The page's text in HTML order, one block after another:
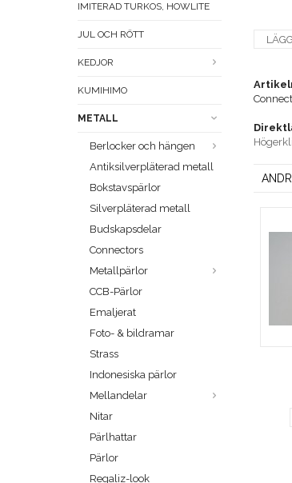
IMITERAD TURKOS, HOWLITE
JUL OCH RÖTT
KEDJOR
KUMIHIMO
METALL
Berlocker och hängen
Antiksilverpläterad metall
Bokstavspärlor
Silverpläterad metall
Budskapsdelar
Connectors
Metallpärlor
CCB-Pärlor
Emaljerat
Foto- & bildramar
Strass
Indonesiska pärlor
Mellandelar
Nitar
Pärlhattar
Pärlor
Regaliz-look